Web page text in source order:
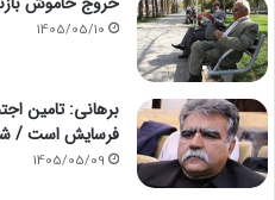
1405/05/10
برهانی: تامین
فرسایش است /
1405/05/09